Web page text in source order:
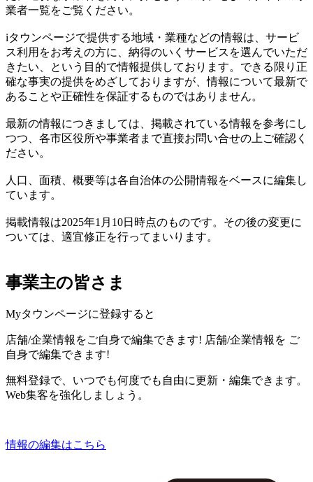
業者一覧をご覧ください。
iタウンページで提供する地域・業種などの情報は、サービ
ス利用をお考えの方に、納得のいくサービスを選んでいただ
きたい、という目的で情報提供しております。できる限り正
確な事実の提供をめざしておりますが、情報について最新で
あることや正確性を保証するものではありません。
最新の情報につきましては、掲載されている情報を参考にし
つつ、各市区役所や事業者まで直接お問い合せの上ご確認く
ださい。
人口、面積、概要等は各自治体の公開情報をベースに編集し
ています。
掲載情報は2025年1月10日時点のものです。その後の変更に
ついては、適宜修正を行ってまいります。
事業主の皆さま
Myタウンページに登録すると
店舗/企業情報をご自身で編集できます! 店舗/企業情報を ご
自身で編集できます!
無料登録で、いつでも何度でも自由に更新・編集できます。
Web集客を強化しましょう。
情報の編集はこちら